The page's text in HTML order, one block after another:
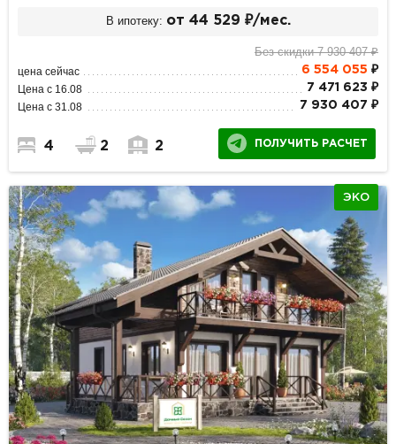
В ипотеку: от 44 529 ₽/мес.
Без скидки 7 930 407 ₽
цена сейчас 6 554 055 ₽
Цена с 16.08 7 471 623 ₽
Цена с 31.08 7 930 407 ₽
4 2 2 ПОЛУЧИТЬ РАСЧЕТ
ЭКО